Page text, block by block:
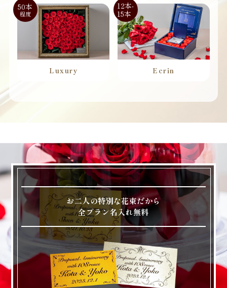
50本
程度
Luxury
12本-
15本
Ecrin
お二人の特別な花束だから
全プラン名入れ無料